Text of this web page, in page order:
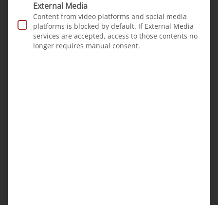
External Media
Content from video platforms and social media
platforms is blocked by default. If External Media
services are accepted, access to those contents no
longer requires manual consent.